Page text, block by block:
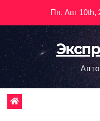
содержимому
Пн. Авг 10th,